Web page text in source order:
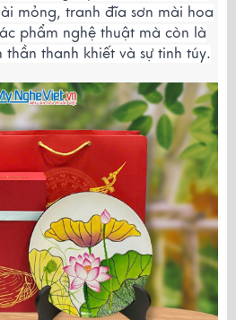
mỏng, tranh đĩa sơn mài hoa
phẩm nghệ thuật mà còn là
thanh khiết và sự tinh túy.